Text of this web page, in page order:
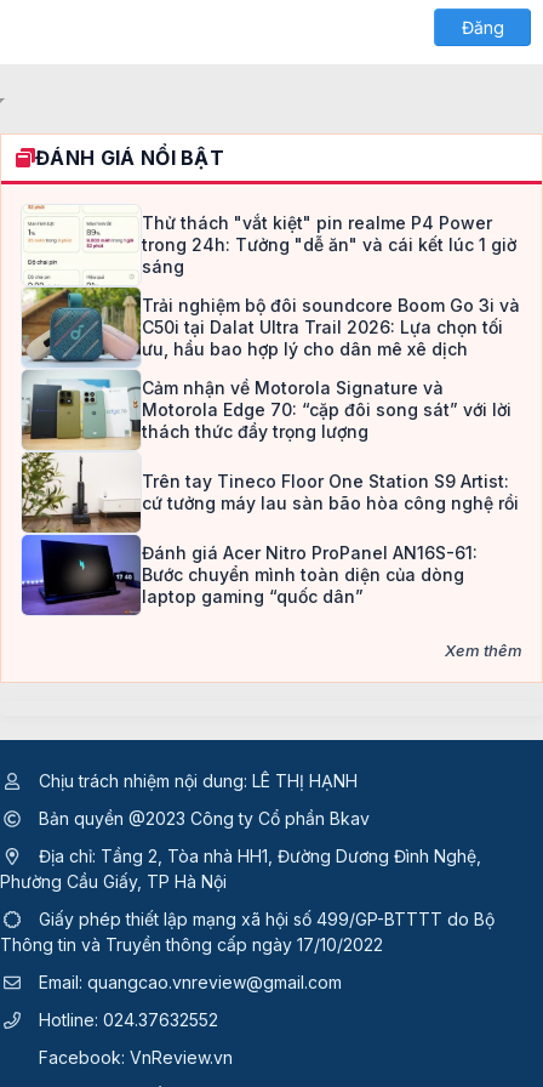
Verdana
Đăng
ĐÁNH GIÁ NỔI BẬT
Thử thách "vắt kiệt" pin realme P4 Power
trong 24h: Tưởng "dễ ăn" và cái kết lúc 1 giờ
sáng
Trải nghiệm bộ đôi soundcore Boom Go 3i và
C50i tại Dalat Ultra Trail 2026: Lựa chọn tối
ưu, hầu bao hợp lý cho dân mê xê dịch
Cảm nhận về Motorola Signature và
Motorola Edge 70: “cặp đôi song sát” với lời
thách thức đầy trọng lượng
Trên tay Tineco Floor One Station S9 Artist:
cứ tưởng máy lau sàn bão hòa công nghệ rồi
Đánh giá Acer Nitro ProPanel AN16S-61:
Bước chuyển mình toàn diện của dòng
laptop gaming “quốc dân”
Xem thêm
Chịu trách nhiệm nội dung: LÊ THỊ HẠNH
Bản quyền @2023 Công ty Cổ phần Bkav
Địa chỉ: Tầng 2, Tòa nhà HH1, Đường Dương Đình Nghệ,
Phường Cầu Giấy, TP Hà Nội
Giấy phép thiết lập mạng xã hội số 499/GP-BTTTT do Bộ
Thông tin và Truyền thông cấp ngày 17/10/2022
Email: quangcao.vnreview@gmail.com
Hotline: 024.37632552
Facebook: VnReview.vn